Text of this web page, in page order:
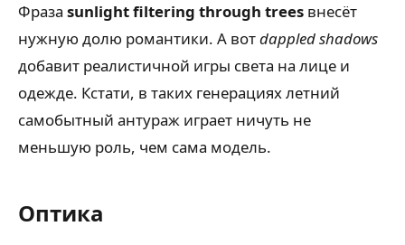
Фраза sunlight filtering through trees внесёт
нужную долю романтики. А вотdappled shadows
добавит реалистичной игры света на лице и
одежде. Кстати, в таких генерациях летний
самобытный антураж играет ничуть не
меньшую роль, чем сама модель.
Оптика